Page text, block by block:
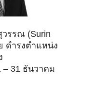
รรณ (Surin
ดำรงตำแหน่ง
– 31 ธันวาคม